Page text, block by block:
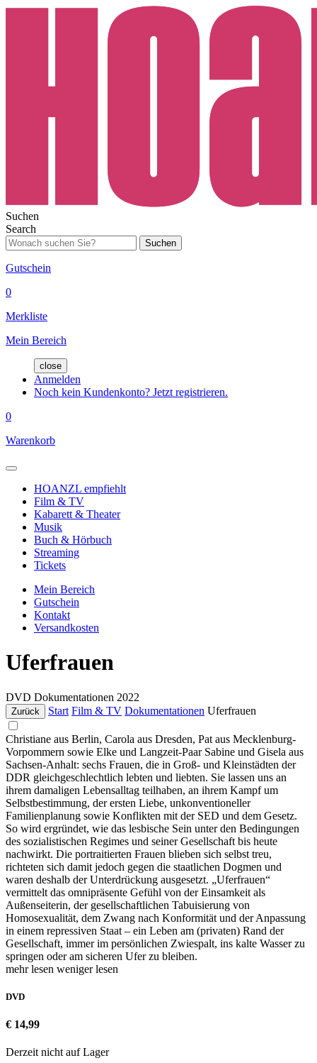
Suchen
Search
Suchen
Gutschein
0
Merkliste
Mein Bereich
close
Anmelden
Noch kein Kundenkonto? Jetzt registrieren.
0
Warenkorb
HOANZL empfiehlt
Film & TV
Kabarett & Theater
Musik
Buch & Hörbuch
Streaming
Tickets
Mein Bereich
Gutschein
Kontakt
Versandkosten
Uferfrauen
DVD Dokumentationen 2022
Zurück Start Film & TV Dokumentationen Uferfrauen
Christiane aus Berlin, Carola aus Dresden, Pat aus Mecklenburg-
Vorpommern sowie Elke und Langzeit-Paar Sabine und Gisela aus
Sachsen-Anhalt: sechs Frauen, die in Groß- und Kleinstädten der
DDR gleichgeschlechtlich lebten und liebten. Sie lassen uns an
ihrem damaligen Lebensalltag teilhaben, an ihrem Kampf um
Selbstbestimmung, der ersten Liebe, unkonventioneller
Familienplanung sowie Konflikten mit der SED und dem Gesetz.
So wird ergründet, wie das lesbische Sein unter den Bedingungen
des sozialistischen Regimes und seiner Gesellschaft bis heute
nachwirkt. Die portraitierten Frauen blieben sich selbst treu,
richteten sich damit jedoch gegen die staatlichen Dogmen und
waren deshalb der Unterdrückung ausgesetzt. „Uferfrauen“
vermittelt das omnipräsente Gefühl von der Einsamkeit als
Außenseiterin, der gesellschaftlichen Tabuisierung von
Homosexualität, dem Zwang nach Konformität und der Anpassung
in einem repressiven Staat – ein Leben am (privaten) Rand der
Gesellschaft, immer im persönlichen Zwiespalt, ins kalte Wasser zu
springen oder am sicheren Ufer zu bleiben.
mehr lesen weniger lesen
DVD
€ 14,99
Derzeit nicht auf Lager